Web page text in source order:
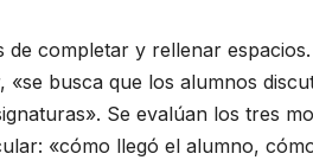
de completar y rellenar
«se busca que los alumnos
Se evalúan los tres
«cómo llegó el alumno,